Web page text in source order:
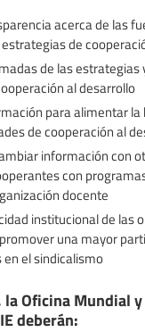
acerca de las
de
de las estrategias
al desarrollo
para alimentar la
de cooperación al
información con
con
docente
institucional de las
una mayor
el sindicalismo
Oficina Mundial
deberán: